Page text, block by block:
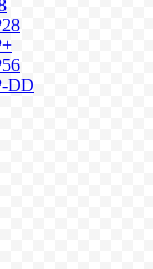
DD